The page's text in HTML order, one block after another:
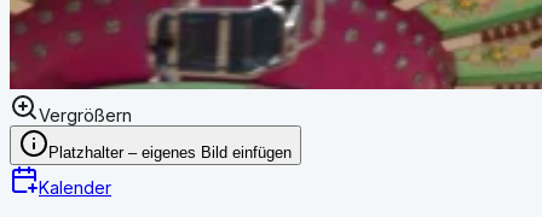
Vergrößern
Platzhalter – eigenes Bild einfügen
Kalender